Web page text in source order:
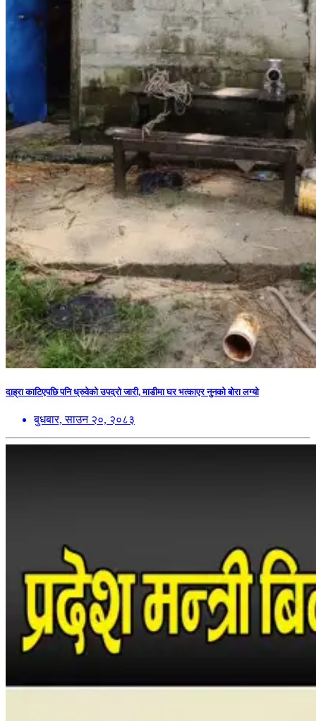
दाह्रा काटिएपछि पनि ध्रुवेको उपद्रो जारी, माडीमा घर भत्काएर नुनको बोरा लग्यो
बुधबार, साउन २०, २०८३